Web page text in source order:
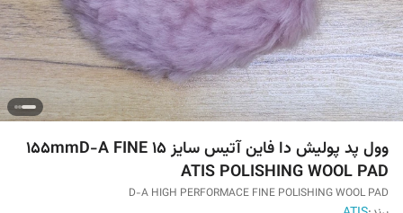
وول پد پولیش دا فاین آتیس سایز 15 ۱۵۵mmD-A FINE
ATIS POLISHING WOOL PAD
D-A HIGH PERFORMACE FINE POLISHING WOOL PAD